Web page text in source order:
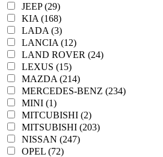
JEEP (29)
KIA (168)
LADA (3)
LANCIA (12)
LAND ROVER (24)
LEXUS (15)
MAZDA (214)
MERCEDES-BENZ (234)
MINI (1)
MITCUBISHI (2)
MITSUBISHI (203)
NISSAN (247)
OPEL (72)